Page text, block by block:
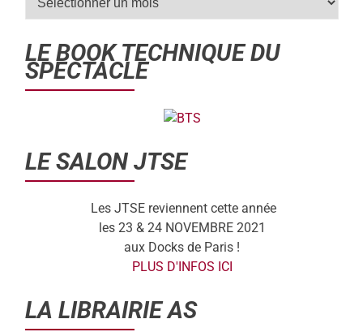
LE BOOK TECHNIQUE DU
SPECTACLE
LE SALON JTSE
Les JTSE reviennent cette année
les 23 & 24 NOVEMBRE 2021
aux Docks de Paris !
PLUS D'INFOS ICI
LA LIBRAIRIE AS